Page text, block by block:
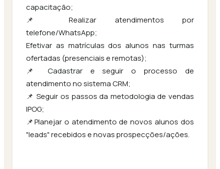
capacitação;
📌 Realizar atendimentos por
telefone/WhatsApp;
Efetivar as matrículas dos alunos nas turmas
ofertadas (presenciais e remotas);
📌 Cadastrar e seguir o processo de
atendimento no sistema CRM;
📌 Seguir os passos da metodologia de vendas
IPOG;
📌Planejar o atendimento de novos alunos dos
"leads" recebidos e novas prospecções/ações.